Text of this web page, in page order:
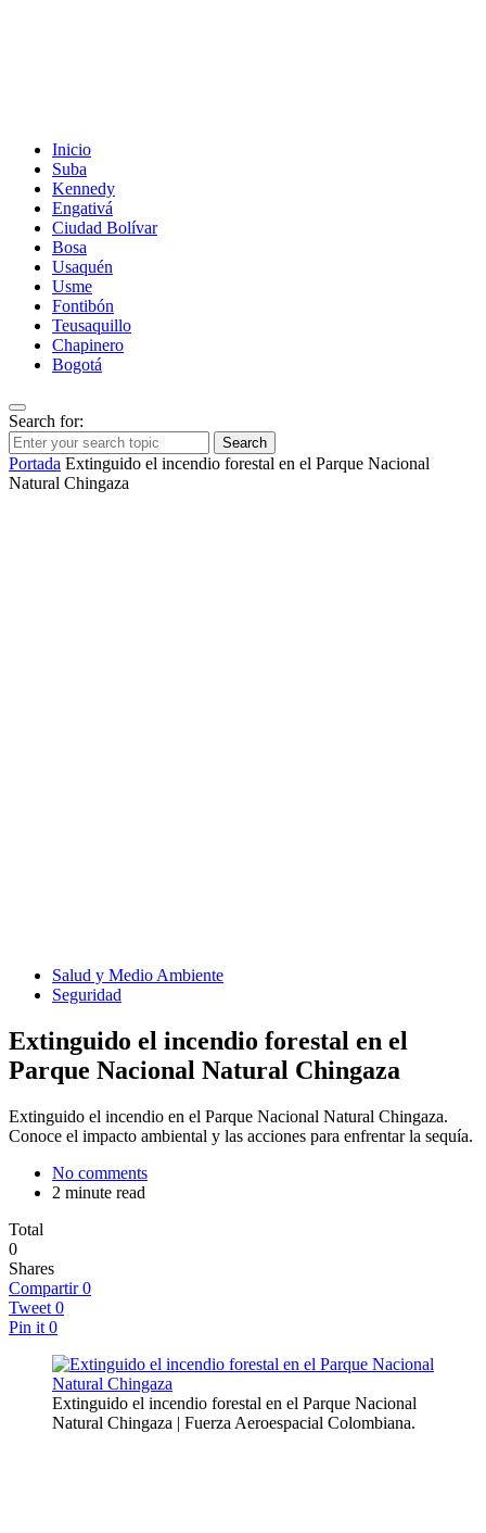
Inicio
Suba
Kennedy
Engativá
Ciudad Bolívar
Bosa
Usaquén
Usme
Fontibón
Teusaquillo
Chapinero
Bogotá
Search for:
Search
Portada Extinguido el incendio forestal en el Parque Nacional
Natural Chingaza
Salud y Medio Ambiente
Seguridad
Extinguido el incendio forestal en el
Parque Nacional Natural Chingaza
Extinguido el incendio en el Parque Nacional Natural Chingaza.
Conoce el impacto ambiental y las acciones para enfrentar la sequía.
No comments
2 minute read
Total
0
Shares
Compartir 0
Tweet 0
Pin it 0
Extinguido el incendio forestal en el Parque Nacional
Natural Chingaza | Fuerza Aeroespacial Colombiana.